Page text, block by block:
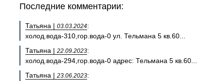
Последние комментарии:
Татьяна | 03.03.2024:
холод.вода-310,гор.вода-0 ул. Тельмана 5 кв.60...
Татьяна | 22.09.2023:
холод.вода-294,гор.вода-0 адрес: Тельмана 5 кв.60...
Татьяна | 23.06.2023: